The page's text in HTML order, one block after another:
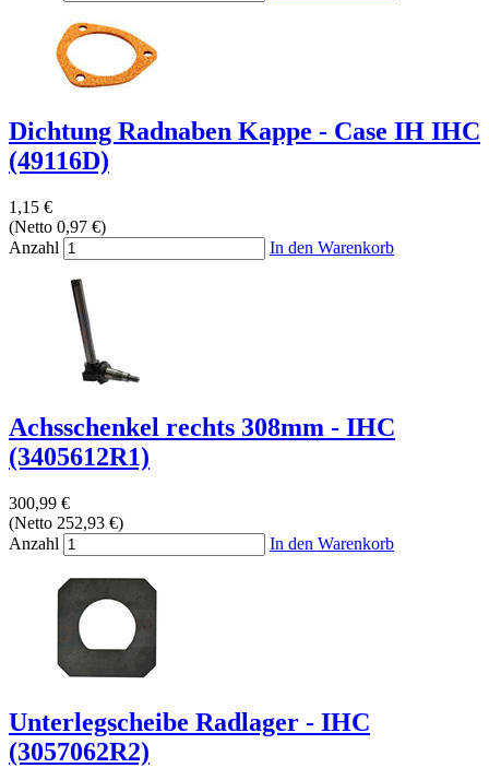
Dichtung Radnaben Kappe - Case IH IHC
(49116D)
1,15 €
(Netto 0,97 €)
Anzahl
In den Warenkorb
Achsschenkel rechts 308mm - IHC
(3405612R1)
300,99 €
(Netto 252,93 €)
Anzahl
In den Warenkorb
Unterlegscheibe Radlager - IHC
(3057062R2)